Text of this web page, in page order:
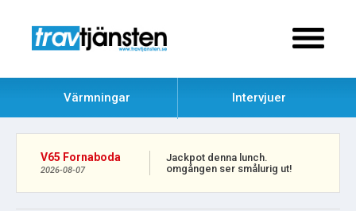
Värmningar Intervjuer
V65 Fornaboda
2026-08-07
Jackpot denna lunch.
omgången ser smålurig ut!